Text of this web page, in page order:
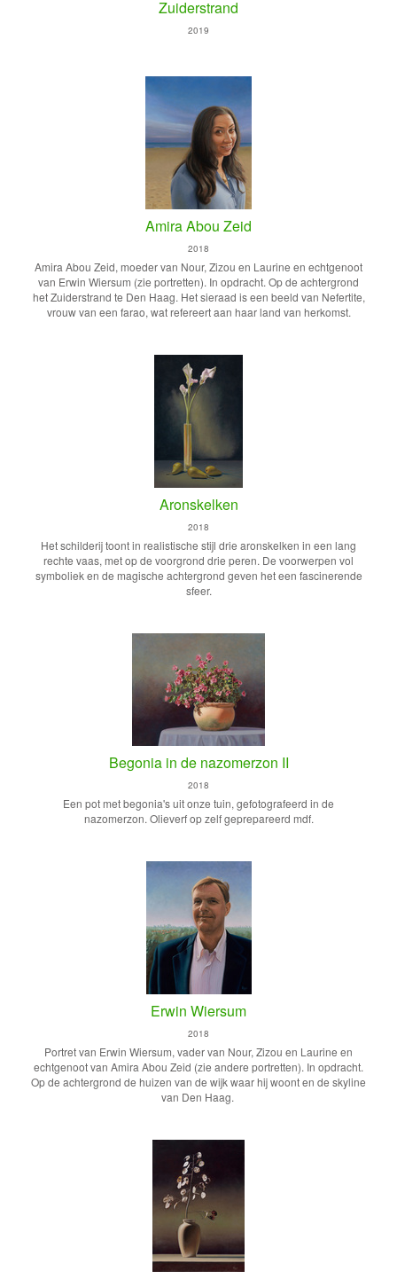
Zuiderstrand
2019
Amira Abou Zeid
2018
Amira Abou Zeid, moeder van Nour, Zizou en Laurine en echtgenoot
van Erwin Wiersum (zie portretten). In opdracht. Op de achtergrond
het Zuiderstrand te Den Haag. Het sieraad is een beeld van Nefertite,
vrouw van een farao, wat refereert aan haar land van herkomst.
Aronskelken
2018
Het schilderij toont in realistische stijl drie aronskelken in een lang
rechte vaas, met op de voorgrond drie peren. De voorwerpen vol
symboliek en de magische achtergrond geven het een fascinerende
sfeer.
Begonia in de nazomerzon II
2018
Een pot met begonia's uit onze tuin, gefotografeerd in de
nazomerzon. Olieverf op zelf geprepareerd mdf.
Erwin Wiersum
2018
Portret van Erwin Wiersum, vader van Nour, Zizou en Laurine en
echtgenoot van Amira Abou Zeid (zie andere portretten). In opdracht.
Op de achtergrond de huizen van de wijk waar hij woont en de skyline
van Den Haag.